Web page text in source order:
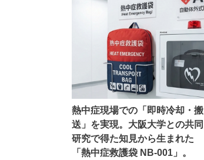
熱中症現場での「即時冷却・搬
送」を実現。大阪大学との共同
研究で得た知見から生まれた
「熱中症救護袋 NB-001」。